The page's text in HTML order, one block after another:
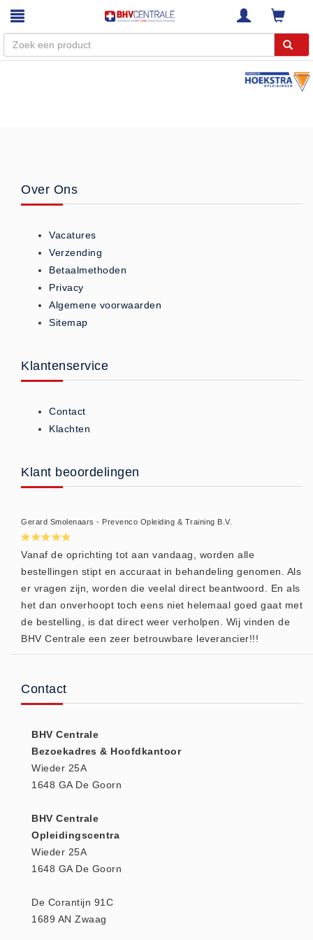
Diensten
RI&E
Bedrijfsnoodplannen
VCA Trajecten
ISO 9001 Begeleiding
Inspectiecentrale
Ons Team
Nieuws
Contact
Klachten
Privacy
Retourneren
Algemene Voorwaarden
Vacatures
Winkel
(20)
Actie (5)
AED batterijen (12)
AED binnen - buiten kasten (11)
Beademings materialen (6)
AED trainers (14)
Over Ons
Vacatures
Verzending
Betaalmethoden
Privacy
Algemene voorwaarden
Sitemap
Klantenservice
Contact
Klachten
Klant beoordelingen
Gerard Smolenaars - Prevenco Opleiding & Training B.V.
Vanaf de oprichting tot aan vandaag, worden alle
bestellingen stipt en accuraat in behandeling genomen. Als
er vragen zijn, worden die veelal direct beantwoord. En als
het dan onverhoopt toch eens niet helemaal goed gaat met
de bestelling, is dat direct weer verholpen. Wij vinden de
BHV Centrale een zeer betrouwbare leverancier!!!
Contact
BHV Centrale
Bezoekadres & Hoofdkantoor
Wieder 25A
1648 GA De Goorn
BHV Centrale
Opleidingscentra
Wieder 25A
1648 GA De Goorn
De Corantijn 91C
1689 AN Zwaag